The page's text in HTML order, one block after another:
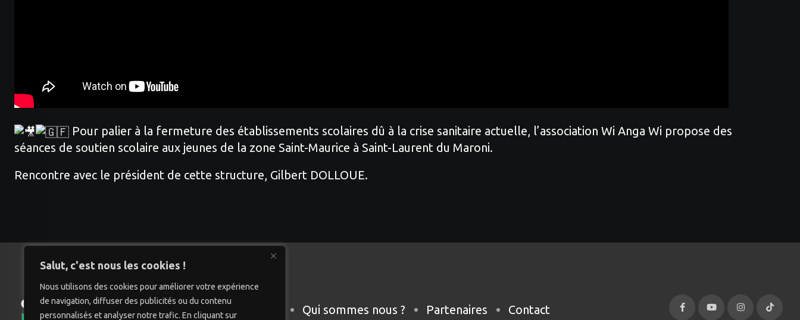
Salut, c'est nous les cookies !
Nous utilisons des cookies pour améliorer votre expérience
de navigation, diffuser des publicités ou du contenu
personnalisés et analyser notre trafic. En cliquant sur
Pour palier à la fermeture des établissements scolaires dû à la crise sanitaire actuelle, l’association Wi Anga Wi propose des
séances de soutien scolaire aux jeunes de la zone Saint-Maurice à Saint-Laurent du Maroni.
Rencontre avec le président de cette structure, Gilbert DOLLOUE.
Qui sommes nous ? Partenaires Contact